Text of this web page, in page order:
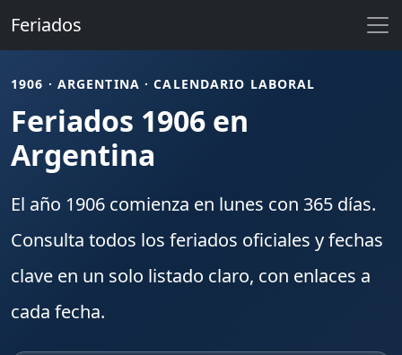
Feriados
1906 · ARGENTINA · CALENDARIO LABORAL
Feriados 1906 en
Argentina
El año 1906 comienza en lunes con 365 días.
Consulta todos los feriados oficiales y fechas
clave en un solo listado claro, con enlaces a
cada fecha.